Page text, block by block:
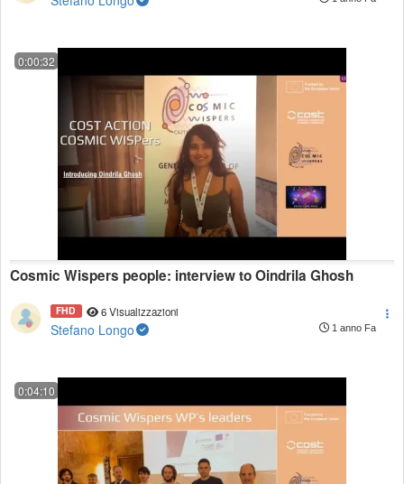
0:00:32
Cosmic Wispers people: interview to Oindrila Ghosh
FHD 6 Visualizzazioni
Stefano Longo 1 anno Fa
0:04:10